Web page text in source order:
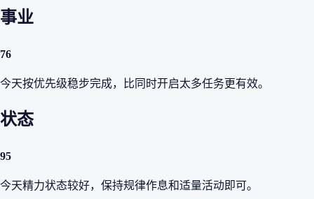
事业
76
今天按优先级稳步完成，比同时开启太多任务更有效。
状态
95
今天精力状态较好，保持规律作息和适量活动即可。